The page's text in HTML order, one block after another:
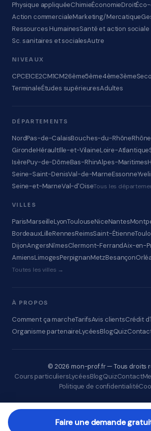
Faire une demande
Physique appliquéeChimieÉconomieDroit
Action commercialeMarketing/Mercatique
Ressources HumainesSanté et action sociale
Sc. sanitaires et socialesAutre
NIVEAUX
CPCE1CE2CM1CM26ème5ème4ème3ème
TerminaleÉtudes supérieuresAdultes
DÉPARTEMENTS
NordPas-de-CalaisBouches-du-RhôneRhône
GirondeHéraultIlle-et-VilaineLoire-Atlantique
IsèrePuy-de-DômeBas-RhinAlpes-Maritimes
Seine-Saint-DenisVal-de-MarneEssonne
Seine-et-MarneVal-d'OiseTous les
VILLES
ParisMarseilleLyonToulouseNiceNantes
BordeauxLilleRennesReimsSaint-Étienne
DijonAngersNîmesClermont-FerrandAix-en-
AmiensLimogesPerpignanMetzBesançon
Toutes les villes →
À PROPOS
Comment ça marcheTarifsAvis clientsCrédit
Organisme partenaireLycéesBlogQuiz
© 2026 mon-prof.fr — Tous droits
Cours particuliersLycéesBlogQuizContact
Politique de confidentialité